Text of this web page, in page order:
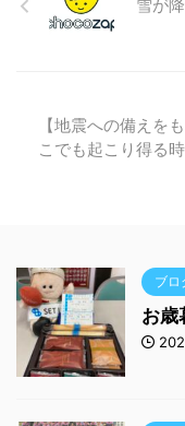
雪が
【地震への備えを
こでも起こり得る
ブロ
お歳